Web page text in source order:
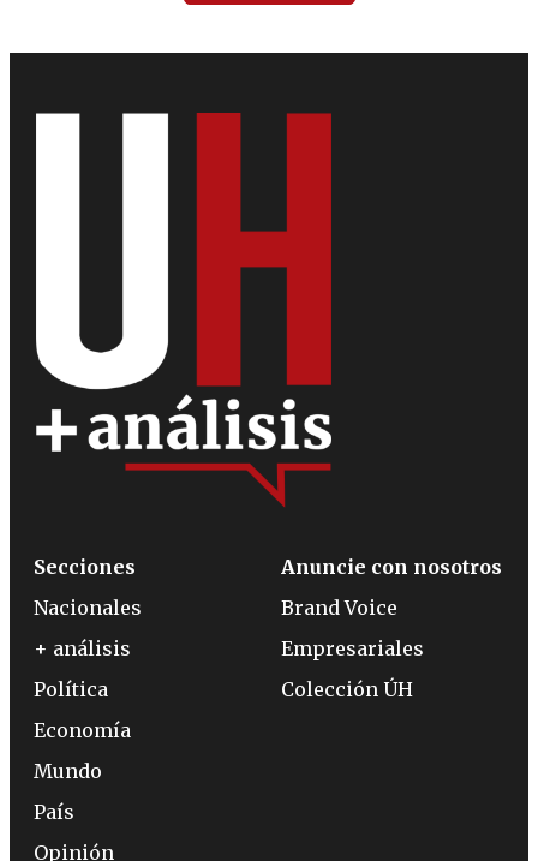
Secciones
Nacionales
+ análisis
Política
Economía
Mundo
País
Opinión
Anuncie con nosotros
Brand Voice
Empresariales
Colección ÚH